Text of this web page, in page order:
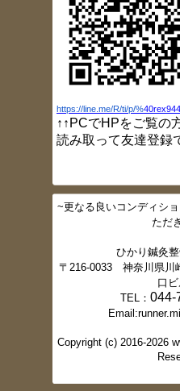
2017/5/4
ブログ更新しました
2017/3/24
ブログ更新しました
2017/3/23
ブログ更新しました
ブログ更新しました
2017/3/10
ブログ更新しました
ポジション）
2017/2/16
ブログ更新しました
ブログ更新しました
②）
ブログ更新しました
2017/2/10
ブログ更新しました
ブログ更新しました
https://line.me/R/ti/p/%
↑↑PCでHPをご覧の
読み取って友達登録
~更なる良いコンディシ
ただ
ひかり鍼灸
〒216-0033 神奈川県
口
TEL： 044-
Copyright (c) 2016-2026